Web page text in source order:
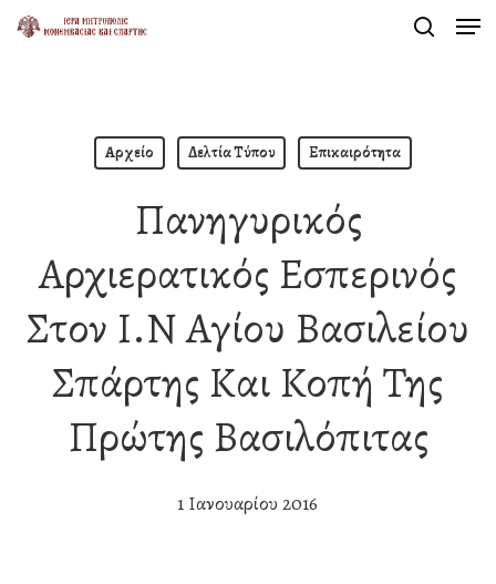
Skip
Αρχείο Δελτία Τύπου Επικαιρότητα
Πανηγυρικός
Αρχιερατικός Εσπερινός
Στον Ι.Ν Αγίου Βασιλείου
Σπάρτης Και Κοπή Της
Πρώτης Βασιλόπιτας
1 Ιανουαρίου 2016